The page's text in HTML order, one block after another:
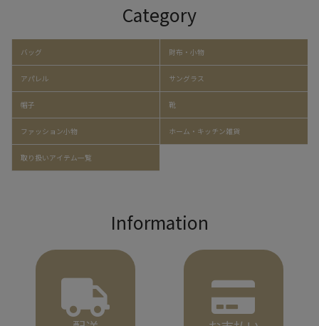
Category
バッグ 財布・小物
アパレル サングラス
帽子 靴
ファッション小物 ホーム・キッチン雑貨
取り扱いアイテム一覧
Information